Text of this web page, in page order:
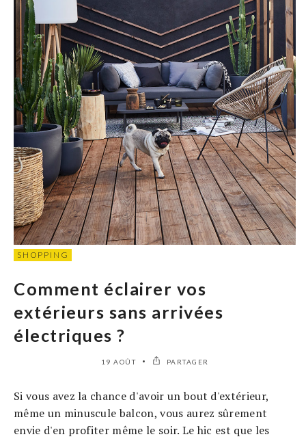
SHOPPING
Comment éclairer vos
extérieurs sans arrivées
électriques ?
19 AOÛT PARTAGER
Si vous avez la chance d'avoir un bout d'extérieur,
même un minuscule balcon, vous aurez sûrement
envie d'en profiter même le soir. Le hic est que les